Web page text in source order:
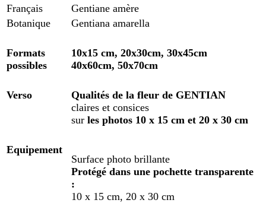
Français
Gentiane amère
Botanique
Gentiana amarella
Formats
possibles
10x15 cm, 20x30cm, 30x45cm
40x60cm, 50x70cm
Verso Qualités de la fleur de GENTIAN
claires et consices
sur les photos 10 x 15 cm et 20 x 30 cm
Equipement
Surface photo brillante
Protégé dans une pochette transparente
:
10 x 15 cm, 20 x 30 cm